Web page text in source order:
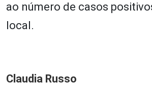
ao número de casos
local.
Claudia Russo